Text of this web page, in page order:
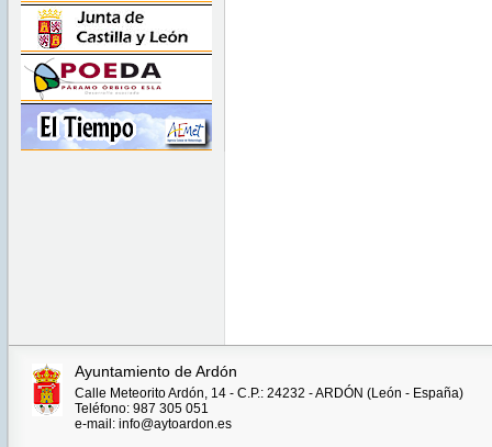
Ayuntamiento de Ardón
Calle Meteorito Ardón, 14 - C.P.: 24232 - ARDÓN (León - España)
Teléfono: 987 305 051
e-mail: info@aytoardon.es